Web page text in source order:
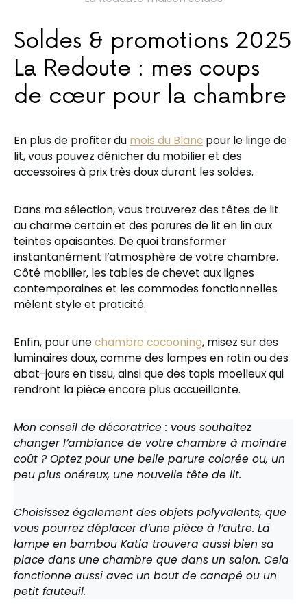
Soldes & promotions 2025
La Redoute : mes coups
de cœur pour la chambre
En plus de profiter du mois du Blanc pour le linge de
lit, vous pouvez dénicher du mobilier et des
accessoires à prix très doux durant les soldes.
Dans ma sélection, vous trouverez des têtes de lit
au charme certain et des parures de lit en lin aux
teintes apaisantes. De quoi transformer
instantanément l’atmosphère de votre chambre.
Côté mobilier, les tables de chevet aux lignes
contemporaines et les commodes fonctionnelles
mêlent style et praticité.
Enfin, pour unechambre cocooning, misez sur des
luminaires doux, comme des lampes en rotin ou des
abat-jours en tissu, ainsi que des tapis moelleux qui
rendront la pièce encore plus accueillante.
Mon conseil de décoratrice : vous souhaitez
changer l’ambiance de votre chambre à moindre
coût ? Optez pour une belle parure colorée ou, un
peu plus onéreux, une nouvelle tête de lit.
Choisissez également des objets polyvalents, que
vous pourrez déplacer d’une pièce à l’autre. La
lampe en bambou Katia trouvera aussi bien sa
place dans une chambre que dans un salon. Cela
fonctionne aussi avec un bout de canapé ou un
petit fauteuil.